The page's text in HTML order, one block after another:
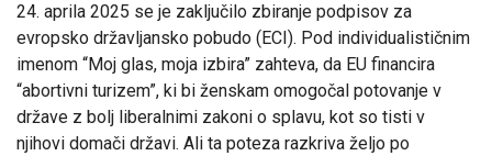
24. aprila 2025 se je zaključilo zbiranje podpisov za
evropsko državljansko pobudo (ECI). Pod individualističnim
imenom “Moj glas, moja izbira” zahteva, da EU financira
“abortivni turizem”, ki bi ženskam omogočal potovanje v
države z bolj liberalnimi zakoni o splavu, kot so tisti v
njihovi domači državi. Ali ta poteza razkriva željo po